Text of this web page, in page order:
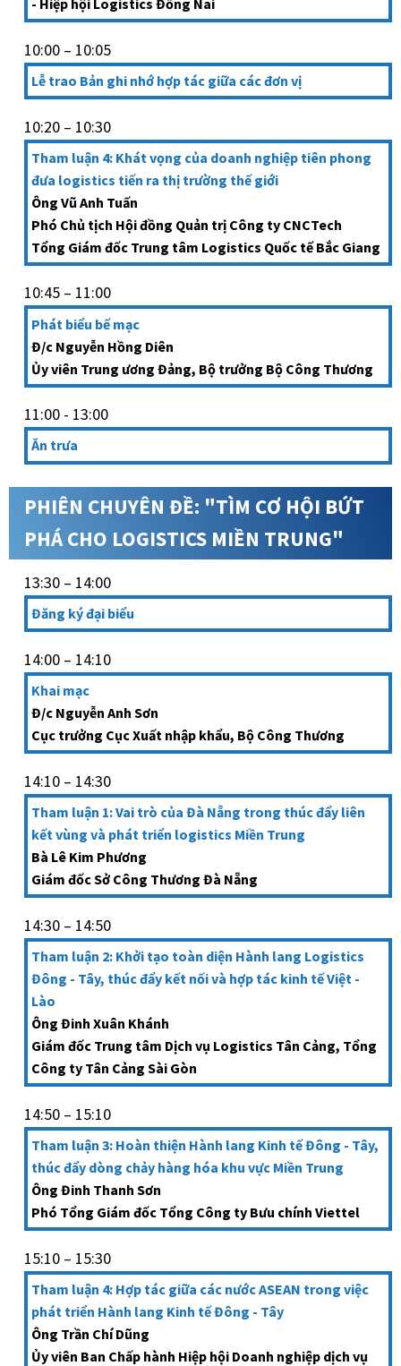
10:00 – 10:05
Lễ trao Bản ghi nhớ hợp tác giữa các đơn vị
10:20 – 10:30
Tham luận 4: Khát vọng của doanh nghiệp tiên phong
đưa logistics tiến ra thị trường thế giới
Ông Vũ Anh Tuấn
Phó Chủ tịch Hội đồng Quản trị Công ty CNCTech
Tổng Giám đốc Trung tâm Logistics Quốc tế Bắc Giang
10:45 – 11:00
Phát biểu bế mạc
Đ/c Nguyễn Hồng Diên
Ủy viên Trung ương Đảng, Bộ trưởng Bộ Công Thương
11:00 - 13:00
Ăn trưa
PHIÊN CHUYÊN ĐỀ: "TÌM CƠ HỘI BỨT
PHÁ CHO LOGISTICS MIỀN TRUNG"
13:30 – 14:00
Đăng ký đại biểu
14:00 – 14:10
Khai mạc
Đ/c Nguyễn Anh Sơn
Cục trưởng Cục Xuất nhập khẩu, Bộ Công Thương
14:10 – 14:30
Tham luận 1: Vai trò của Đà Nẵng trong thúc đẩy liên
kết vùng và phát triển logistics Miền Trung
Bà Lê Kim Phương
Giám đốc Sở Công Thương Đà Nẵng
14:30 – 14:50
Tham luận 2: Khởi tạo toàn diện Hành lang Logistics
Đông - Tây, thúc đẩy kết nối và hợp tác kinh tế Việt -
Lào
Ông Đinh Xuân Khánh
Giám đốc Trung tâm Dịch vụ Logistics Tân Cảng, Tổng
Công ty Tân Cảng Sài Gòn
14:50 – 15:10
Tham luận 3: Hoàn thiện Hành lang Kinh tế Đông - Tây,
thúc đẩy dòng chảy hàng hóa khu vực Miền Trung
Ông Đinh Thanh Sơn
Phó Tổng Giám đốc Tổng Công ty Bưu chính Viettel
15:10 – 15:30
Tham luận 4: Hợp tác giữa các nước ASEAN trong việc
phát triển Hành lang Kinh tế Đông - Tây
Ông Trần Chí Dũng
Ủy viên Ban Chấp hành Hiệp hội Doanh nghiệp dịch vụ